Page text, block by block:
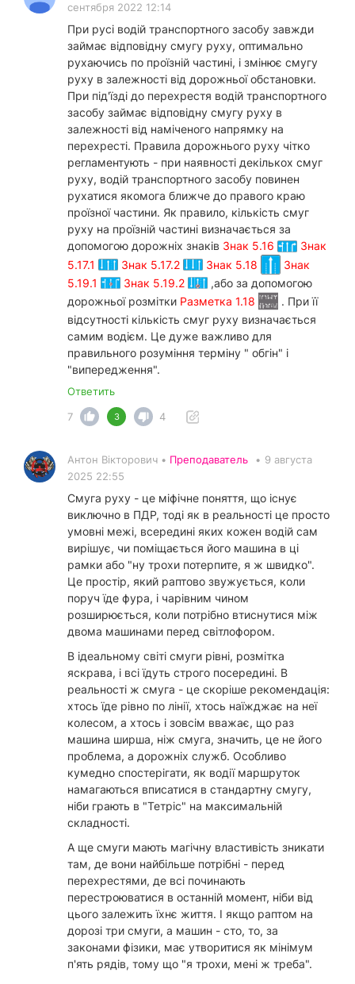
сентября 2022 12:14
При русі водій транспортного засобу завжди
займає відповідну смугу руху, оптимально
рухаючись по проїзній частині, і змінює смугу
руху в залежності від дорожньої обстановки.
При під'їзді до перехрестя водій транспортного
засобу займає відповідну смугу руху в
залежності від наміченого напрямку на
перехресті. Правила дорожнього руху чітко
регламентують - при наявності декількох смуг
руху, водій транспортного засобу повинен
рухатися якомога ближче до правого краю
проїзної частини. Як правило, кількість смуг
руху на проїзній частині визначається за
допомогою дорожніх знаків Знак 5.16
Знак
5.17.1
Знак 5.17.2 Знак 5.18
Знак
5.19.1
Знак 5.19.2
,або за допомогою
дорожньої розмітки Разметка 1.18
. При її
відсутності кількість смуг руху визначається
самим водієм. Це дуже важливо для
правильного розуміння терміну " обгін" і
"випередження".
Ответить
7
3 4
Антон Вікторович • Преподаватель • 9 августа
2025 22:55
Смуга руху - це міфічне поняття, що існує
виключно в ПДР, тоді як в реальності це просто
умовні межі, всередині яких кожен водій сам
вирішує, чи поміщається його машина в ці
рамки або "ну трохи потерпите, я ж швидко".
Це простір, який раптово звужується, коли
поруч їде фура, і чарівним чином
розширюється, коли потрібно втиснутися між
двома машинами перед світлофором.
В ідеальному світі смуги рівні, розмітка
яскрава, і всі їдуть строго посередині. В
реальності ж смуга - це скоріше рекомендація:
хтось їде рівно по лінії, хтось наїжджає на неї
колесом, а хтось і зовсім вважає, що раз
машина ширша, ніж смуга, значить, це не його
проблема, а дорожніх служб. Особливо
кумедно спостерігати, як водії маршруток
намагаються вписатися в стандартну смугу,
ніби грають в "Тетріс" на максимальній
складності.
А ще смуги мають магічну властивість зникати
там, де вони найбільше потрібні - перед
перехрестями, де всі починають
перестроюватися в останній момент, ніби від
цього залежить їхнє життя. І якщо раптом на
дорозі три смуги, а машин - сто, то, за
законами фізики, має утворитися як мінімум
п'ять рядів, тому що "я трохи, мені ж треба".